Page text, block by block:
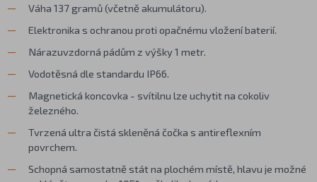
Váha 137 gramů (včetně akumulátoru).
Elektronika s ochranou proti opačnému vložení baterií.
Nárazuvzdorná pádům z výšky 1 metr.
Vodotěsná dle standardu IP66.
Magnetická koncovka - svítilnu lze uchytit na cokoliv
železného.
Tvrzená ultra čistá skleněná čočka s antireflexním
povrchem.
Schopná samostatně stát na plochém místě, hlavu je možné